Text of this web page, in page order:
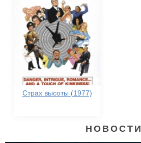
Страх высоты (1977)
НОВОСТИ